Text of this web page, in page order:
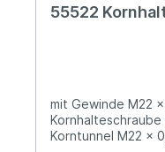
55522
mit Gewinde M22
Korntunnel M22 x